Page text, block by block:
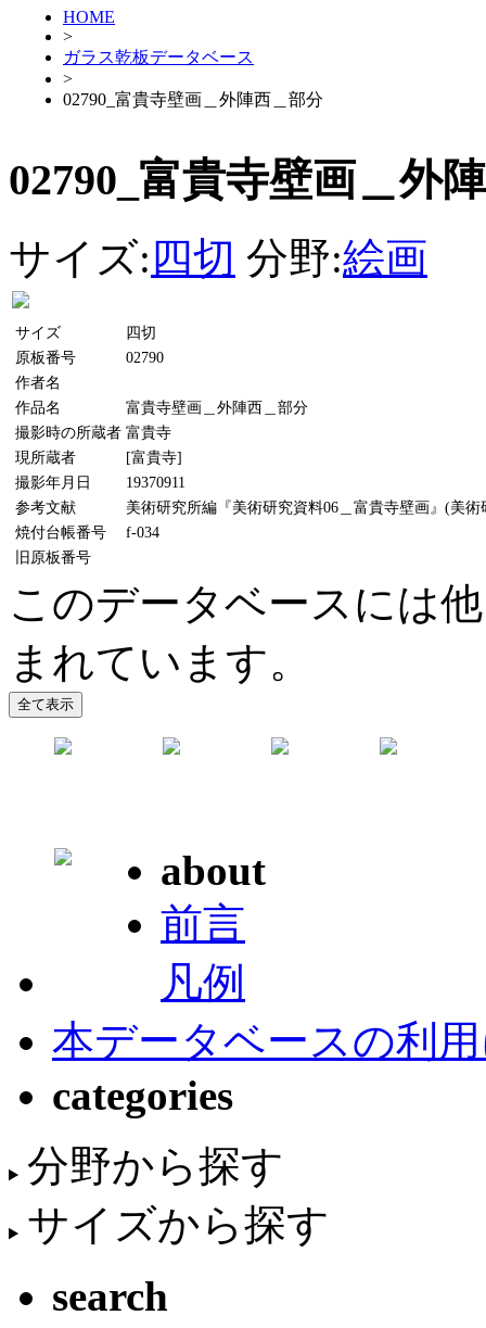
HOME
>
ガラス乾板データベース
>
02790_富貴寺壁画＿外陣西＿部分
02790_富貴寺壁画＿外
サイズ: 四切 分野:絵画
サイズ
四切
原板番号
02790
作者名
作品名
富貴寺壁画＿外陣西＿部分
撮影時の所蔵者 富貴寺
現所蔵者
[富貴寺]
撮影年月日
19370911
参考文献
美術研究所編『美術研究資料06＿富貴寺壁画』(美術
焼付台帳番号
f-034
旧原板番号
このデータベースには
まれています。
about
前言
凡例
本データベースの利
categories
分野から探す
サイズから探す
search